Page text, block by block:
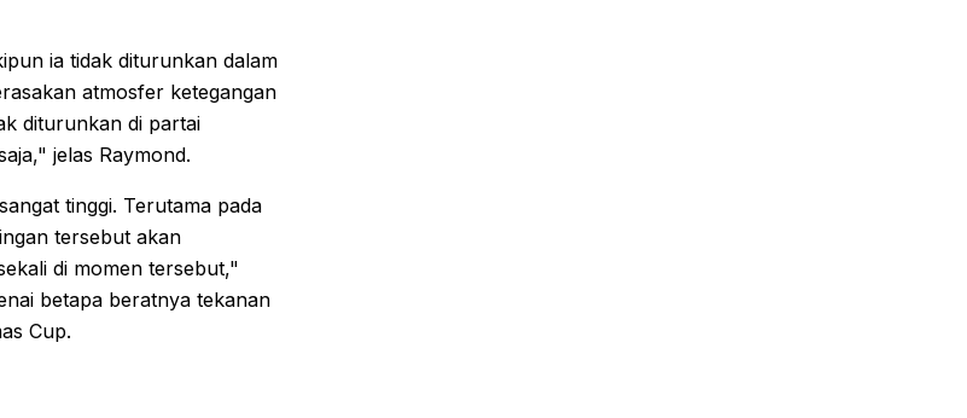
ia tidak diturunkan dalam
atmosfer ketegangan
diturunkan di partai
jelas Raymond.
tinggi. Terutama pada
tersebut akan
di momen tersebut,"
betapa beratnya tekanan
Cup.